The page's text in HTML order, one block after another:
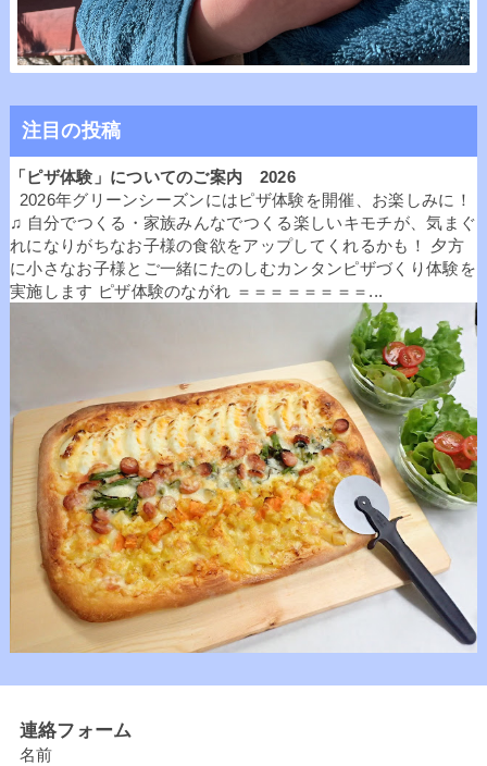
注目の投稿
「ピザ体験」についてのご案内 2026
2026年グリーンシーズンにはピザ体験を開催、お楽しみに！
♫ 自分でつくる・家族みんなでつくる楽しいキモチが、気まぐ
れになりがちなお子様の食欲をアップしてくれるかも！ 夕方
に小さなお子様とご一緒にたのしむカンタンピザづくり体験を
実施します ピザ体験のながれ ＝＝＝＝＝＝＝＝...
連絡フォーム
名前